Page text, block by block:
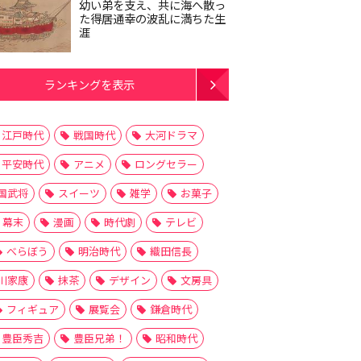
幼い弟を支え、共に海へ散っ
た得居通幸の波乱に満ちた生
涯
ランキングを表示
江戸時代 戦国時代
大河ドラマ
平安時代
アニメ
ロングセラー
武将
スイーツ 雑学
お菓子
幕末
漫画 時代劇
テレビ
べらぼう
明治時代
織田信長
家康
抹茶 デザイン
文房具
フィギュア
展覧会
鎌倉時代
豊臣秀吉
豊臣兄弟！
昭和時代